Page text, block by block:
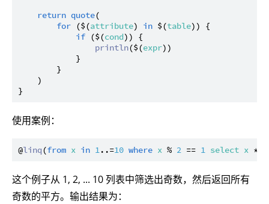
return quote(
for ($(attribute) in $(table)) {
if ($(cond)) {
println($(expr))
            }
        }
    )
使用案例：
@linq(from x in 1..=10 where x % 2 == 1 select x *
这个例子从 1, 2, ... 10 列表中筛选出奇数，然后返回所有
奇数的平方。输出结果为：